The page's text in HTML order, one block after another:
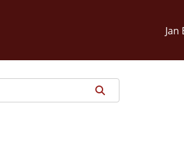
Jan